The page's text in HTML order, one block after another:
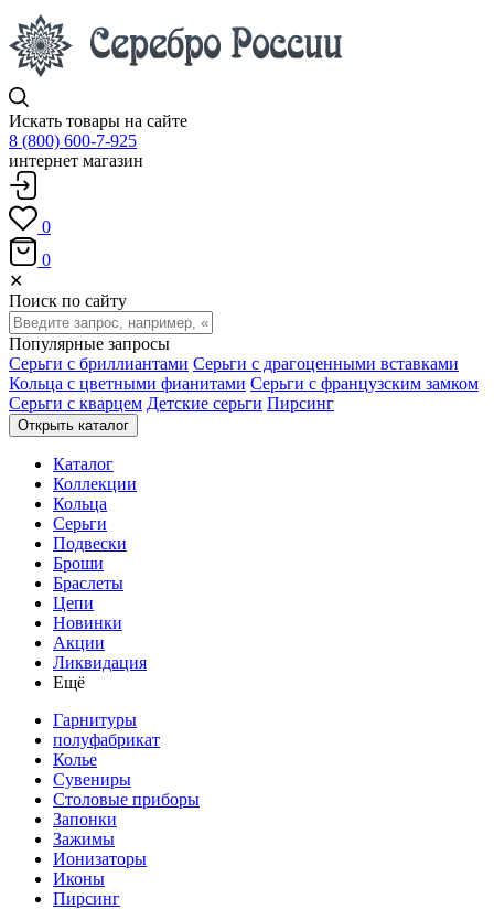
Искать товары на сайте
8 (800) 600-7-925
интернет магазин
0
0
✕
Поиск по сайту
Популярные запросы
Серьги с бриллиантами Серьги с драгоценными вставками
Кольца с цветными фианитами Серьги с французским замком
Серьги с кварцем Детские серьги Пирсинг
Открыть каталог
Каталог
Коллекции
Кольца
Серьги
Подвески
Броши
Браслеты
Цепи
Новинки
Акции
Ликвидация
Ещё
Гарнитуры
полуфабрикат
Колье
Сувениры
Столовые приборы
Запонки
Зажимы
Ионизаторы
Иконы
Пирсинг